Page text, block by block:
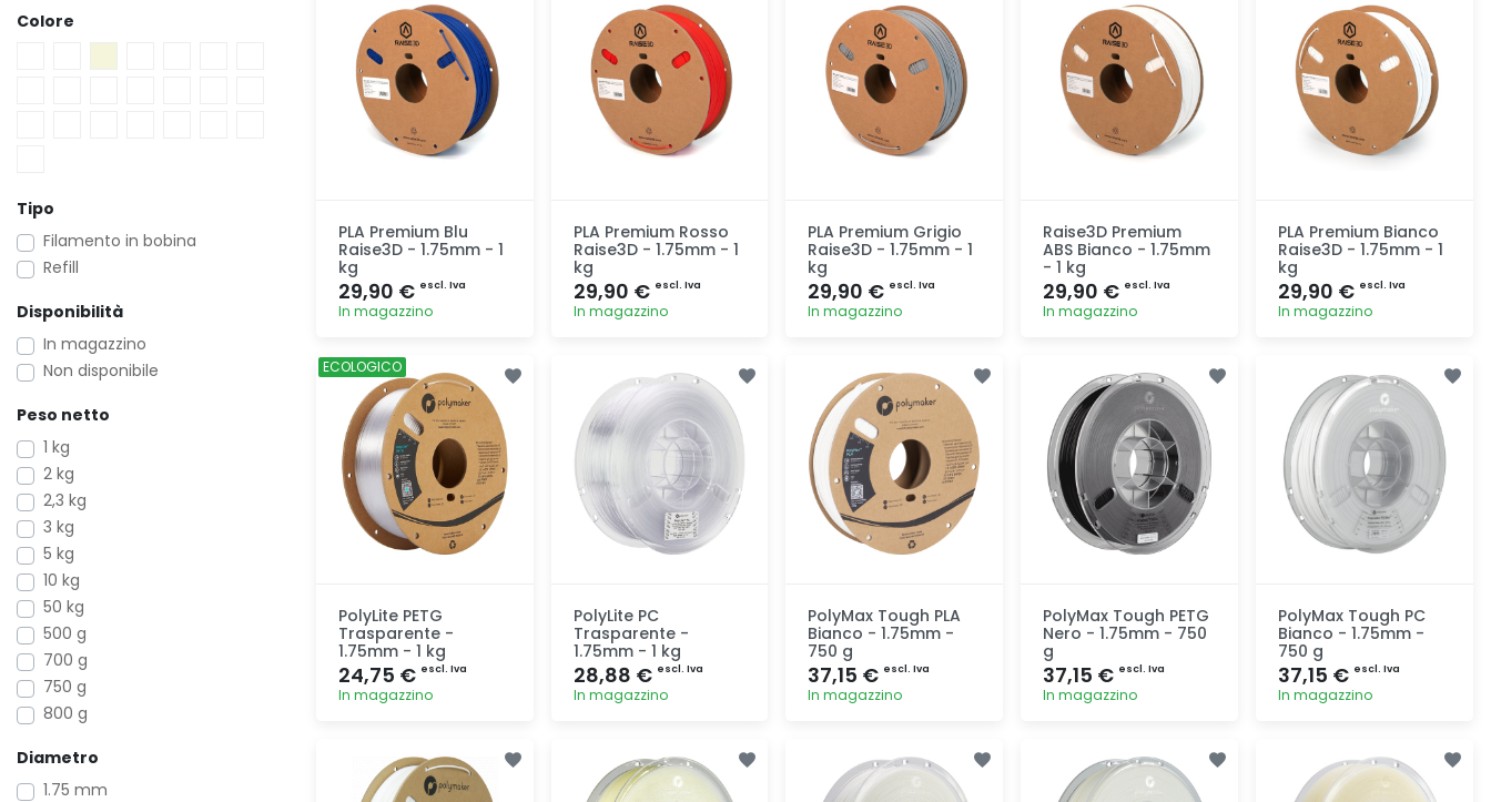
Colore
Tipo
Filamento in bobina
Refill
Disponibilità
In magazzino
Non disponibile
Peso netto
1 kg
2 kg
2,3 kg
3 kg
5 kg
10 kg
50 kg
500 g
700 g
750 g
800 g
Diametro
1.75 mm
PLA Premium Blu
Raise3D - 1.75mm - 1
kg
29,90 € escl. Iva
In magazzino
PLA Premium Rosso
Raise3D - 1.75mm - 1
kg
29,90 € escl. Iva
In magazzino
PLA Premium Grigio
Raise3D - 1.75mm - 1
kg
29,90 € escl. Iva
In magazzino
Raise3D Premium
ABS Bianco - 1.75mm
- 1 kg
29,90 € escl. Iva
In magazzino
PLA Premium Bianco
Raise3D - 1.75mm - 1
kg
29,90 € escl. Iva
In magazzino
PolyLite PETG
Trasparente -
1.75mm - 1 kg
24,75 € escl. Iva
In magazzino
ECOLOGICO
PolyLite PC
Trasparente -
1.75mm - 1 kg
28,88 € escl. Iva
In magazzino
PolyMax Tough PLA
Bianco - 1.75mm -
750 g
37,15 € escl. Iva
In magazzino
PolyMax Tough PETG
Nero - 1.75mm - 750
g
37,15 € escl. Iva
In magazzino
PolyMax Tough PC
Bianco - 1.75mm -
750 g
37,15 € escl. Iva
In magazzino